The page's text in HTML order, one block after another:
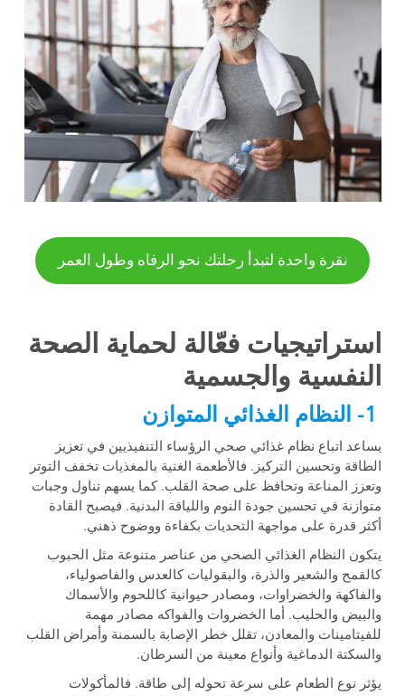
نقرة واحدة لتبدأ رحلتك نحو الرفاه وطول العمر
استراتيجيات فعّالة لحماية الصحة
النفسية والجسمية
1- النظام الغذائي المتوازن
يساعد اتباع نظام غذائي صحي الرؤساء التنفيذيين في تعزيز
الطاقة وتحسين التركيز. فالأطعمة الغنية بالمغذيات تخفف التوتر
وتعزز المناعة وتحافظ على صحة القلب. كما يسهم تناول وجبات
متوازنة في تحسين جودة النوم واللياقة البدنية. فيصبح القادة
أكثر قدرة على مواجهة التحديات بكفاءة ووضوح ذهني.
يتكون النظام الغذائي الصحي من عناصر متنوعة مثل الحبوب
كالقمح والشعير والذرة، والبقوليات كالعدس والفاصولياء،
والفاكهة والخضراوات، ومصادر حيوانية كاللحوم والأسماك
والبيض والحليب. أما الخضروات والفواكه مصادر مهمة
للفيتامينات والمعادن، تقلل خطر الإصابة بالسمنة وأمراض القلب
والسكتة الدماغية وأنواع معينة من السرطان.
يؤثر نوع الطعام على سرعة تحوله إلى طاقة. فالمأكولات